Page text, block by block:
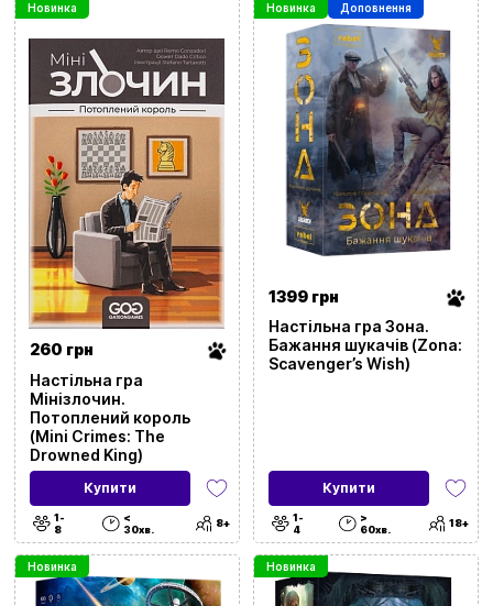
Новинка
260 грн
Настільна гра
Мінізлочин.
Потоплений король
(Mini Crimes: The
Drowned King)
Купити
1-
8
<
30хв.
8+
Новинка Доповнення
1399 грн
Настільна гра Зона.
Бажання шукачів (Zona:
Scavenger’s Wish)
Купити
1-
4
>
60хв.
18+
Новинка Новинка